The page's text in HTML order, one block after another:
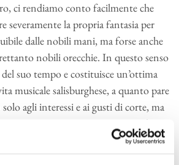
ci rendiamo conto facilmente che
severamente la propria fantasia per
dalle nobili mani, ma forse anche
nobili orecchie. In questo senso
suo tempo e costituisce un’ottima
musicale salisburghese, a quanto pare
agli interessi e ai gusti di corte, ma
sono comunque inserite due
in partitura e di mano mozartiana